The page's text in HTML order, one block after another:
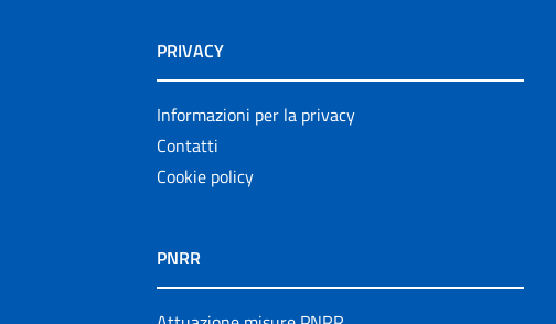
PRIVACY
Informazioni per la privacy
Contatti
Cookie policy
PNRR